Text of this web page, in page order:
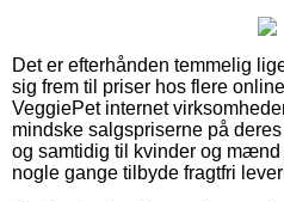
Det er efterhånden temmelig
sig frem til priser hos flere
VeggiePet internet
mindske salgspriserne på
og samtidig til kvinder og
nogle gange tilbyde fragtfri